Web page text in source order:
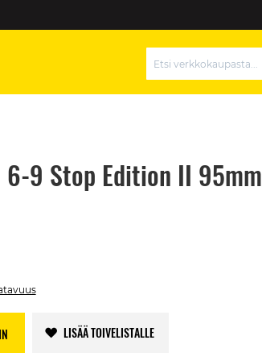
6-9 Stop Edition II 95mm
LISÄÄ TOIVELISTALLE